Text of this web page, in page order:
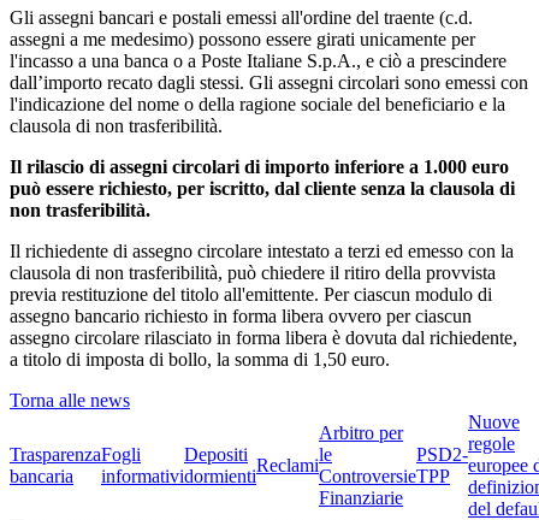
Gli assegni bancari e postali emessi all'ordine del traente (c.d.
assegni a me medesimo) possono essere girati unicamente per
l'incasso a una banca o a Poste Italiane S.p.A., e ciò a prescindere
dall’importo recato dagli stessi. Gli assegni circolari sono emessi con
l'indicazione del nome o della ragione sociale del beneficiario e la
clausola di non trasferibilità.
Il rilascio di assegni circolari di importo inferiore a 1.000 euro
può essere richiesto, per iscritto, dal cliente senza la clausola di
non trasferibilità.
Il richiedente di assegno circolare intestato a terzi ed emesso con la
clausola di non trasferibilità, può chiedere il ritiro della provvista
previa restituzione del titolo all'emittente. Per ciascun modulo di
assegno bancario richiesto in forma libera ovvero per ciascun
assegno circolare rilasciato in forma libera è dovuta dal richiedente,
a titolo di imposta di bollo, la somma di 1,50 euro.
Torna alle news
Trasparenza
bancaria
Fogli
informativi
Depositi
dormienti
Reclami
Arbitro per
le
Controversie
Finanziarie
PSD2-
TPP
Nuove
regole
europee
del